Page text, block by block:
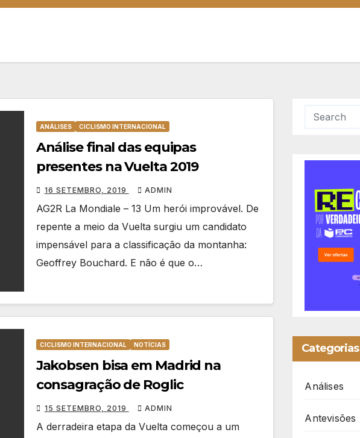
ANÁLISES CICLISMO INTERNACIONAL
Análise final das equipas
presentes na Vuelta 2019
16 SETEMBRO, 2019 ADMIN
AG2R La Mondiale – 13 Um herói improvável. De
repente a meio da Vuelta surgiu um candidato
impensável para a classificação da montanha:
Geoffrey Bouchard. E não é que o…
CICLISMO INTERNACIONAL NOTÍCIAS
Jakobsen bisa em Madrid na
consagração de Roglic
15 SETEMBRO, 2019 ADMIN
A derradeira etapa da Vuelta começou a um
Categorias
Análises
Antevisões